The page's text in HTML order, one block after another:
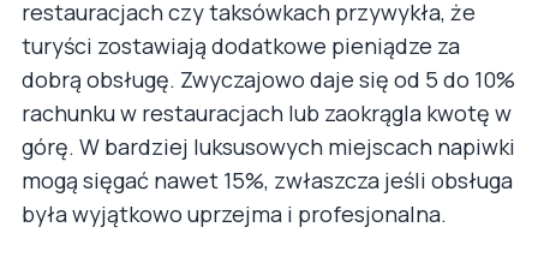
restauracjach czy taksówkach przywykła, że
turyści zostawiają dodatkowe pieniądze za
dobrą obsługę. Zwyczajowo daje się od 5 do 10%
rachunku w restauracjach lub zaokrągla kwotę w
górę. W bardziej luksusowych miejscach napiwki
mogą sięgać nawet 15%, zwłaszcza jeśli obsługa
była wyjątkowo uprzejma i profesjonalna.